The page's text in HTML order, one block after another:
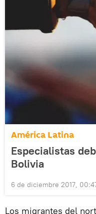
América Latina
Especialistas
Bolivia
6 de diciembre 2017,
Los migrantes del